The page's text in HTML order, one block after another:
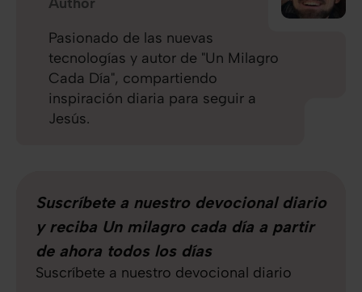
Pasionado de las nuevas
tecnologías y autor de "Un Milagro
Cada Día", compartiendo
inspiración diaria para seguir a
Jesús.
Suscríbete a nuestro devocional diario
y reciba Un milagro cada día a partir
de ahora todos los días
Suscríbete a nuestro devocional diario